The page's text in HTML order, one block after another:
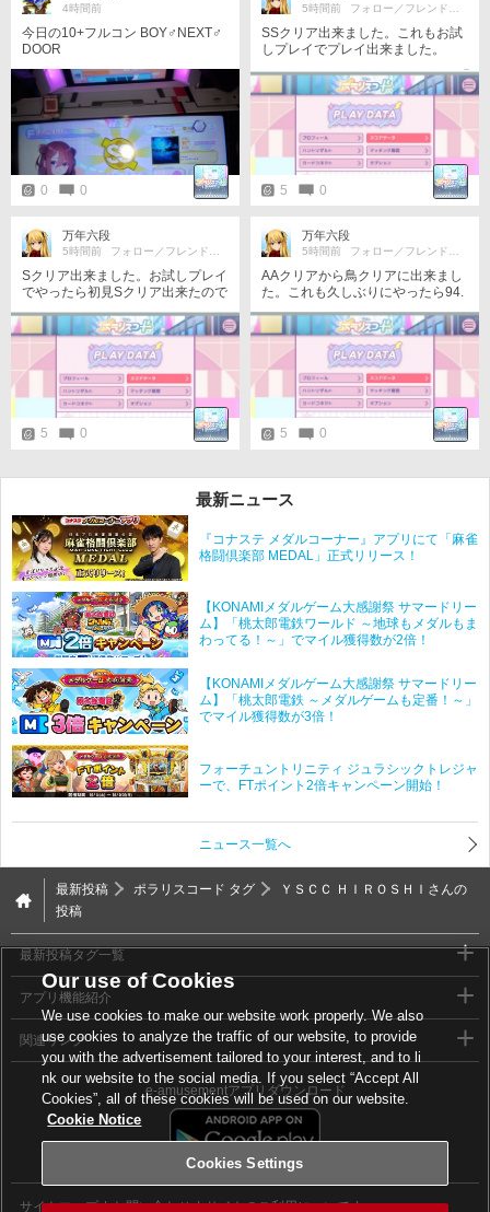
4時間前
今日の10+フルコン BOY♂NEXT♂
DOOR
0 0
5時間前 フォロー／フレンド申請歓迎☆
SSクリア出来ました。これもお試
しプレイでプレイ出来ました。
5 0
万年六段
5時間前 フォロー／フレンド申請歓迎☆
Sクリア出来ました。お試しプレイ
でやったら初見Sクリア出来たので
良かったです。
5 0
万年六段
5時間前 フォロー／フレンド申請歓迎☆
AAクリアから鳥クリアに出来まし
た。これも久しぶりにやったら94.
80パーセントぐらいが出て惜しか
ったのでもう1回やったら伸びまし
た。
5 0
最新ニュース
『コナステ メダルコーナー』アプリにて「麻雀
格闘倶楽部 MEDAL」正式リリース！
【KONAMIメダルゲーム大感謝祭 サマードリー
ム】「桃太郎電鉄ワールド ～地球もメダルもま
わってる！～」でマイル獲得数が2倍！
【KONAMIメダルゲーム大感謝祭 サマードリー
ム】「桃太郎電鉄 ～メダルゲームも定番！～」
でマイル獲得数が3倍！
フォーチュントリニティ ジュラシックトレジャ
ーで、FTポイント2倍キャンペーン開始！
ニュース一覧へ
最新投稿 ポラリスコード タグ
ＹＳＣＣ ＨＩＲＯＳＨＩさんの
投稿
最新投稿タグ一覧
アプリ機能紹介
関連リンク
e-amusementアプリダウンロード
サイトマップ お問い合わせ サイトのご利用について
Our use of Cookies
We use cookies to make our website work properly. We also
use cookies to analyze the traffic of our website, to provide
you with the advertisement tailored to your interest, and to li
nk our website to the social media. If you select “Accept All
Cookies”, all of these cookies will be used on our website.
Cookie Notice
Cookies Settings